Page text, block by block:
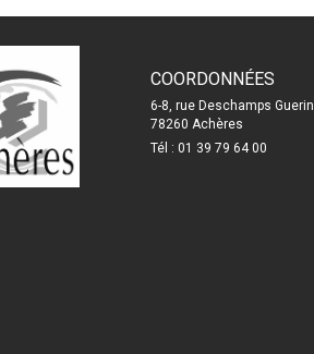
COORDONNÉES
6-8, rue Deschamps Guerin
78260 Achères
Tél : 01 39 79 64 00